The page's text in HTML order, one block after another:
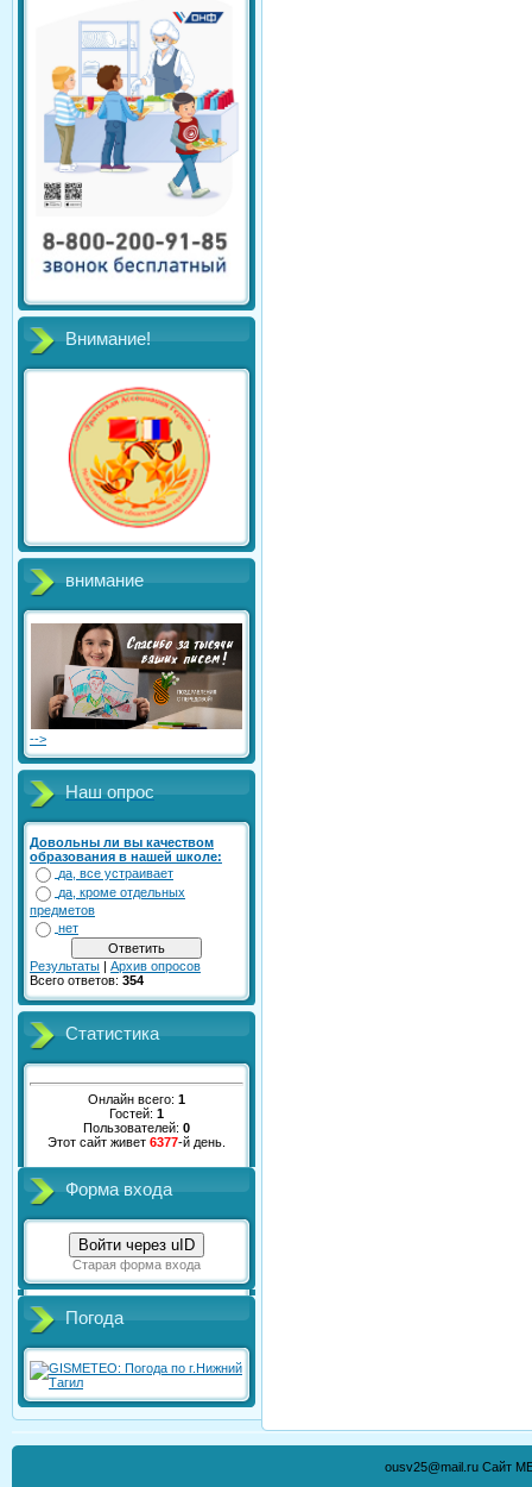
Внимание!
внимание
-->
Наш опрос
Довольны ли вы качеством
образования в нашей школе:
да, все устраивает
да, кроме отдельных
предметов
нет
Результаты | Архив опросов
Всего ответов: 354
Статистика
Онлайн всего: 1
Гостей: 1
Пользователей: 0
Этот сайт живет 6377-й день.
Форма входа
Войти через uID
Старая форма входа
Погода
ousv25@mail.ru Сайт